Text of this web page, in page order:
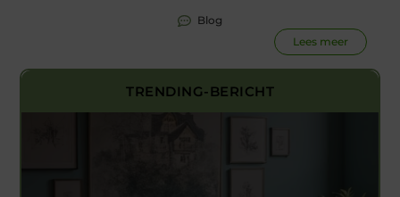
Blog
Lees meer
TRENDING-BERICHT